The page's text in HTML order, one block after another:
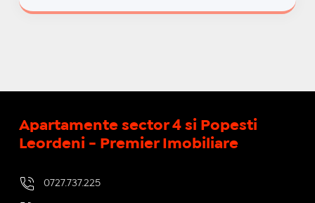
Apartamente sector 4 si Popesti
Leordeni - Premier Imobiliare
0727.737.225